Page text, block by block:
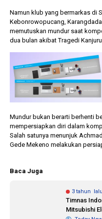
Namun klub yang bermarkas di
Kebonrowopucang,
memutuskan mundur saat
dua bulan akibat Tragedi
Mundur bukan berarti berhenti
mempersiapkan diri dalam
Salah satunya menunjuk
Gede Mekeno melakukan
Baca Juga
3 tahun lalu
Timnas
Mitsubishi